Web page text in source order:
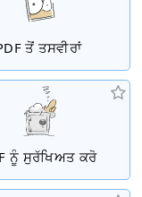
ਤੋਂ ਤਸਵੀਰਾਂ
ਨੂੰ ਸੁਰੱਖਿਅਤ ਕਰੋ